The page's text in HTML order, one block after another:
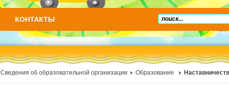
КОНТАКТЫ
Сведения об образовательной организации Образование